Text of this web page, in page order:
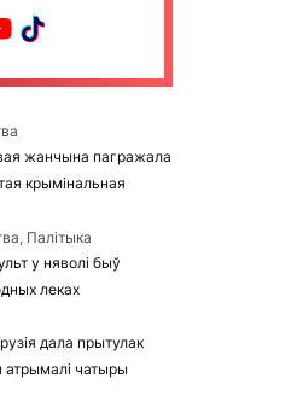
жанчына пагражала
крымінальная
Палітыка
у няволі быў
леках
дала прытулак
чатыры